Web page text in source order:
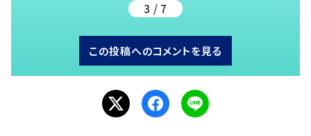
3 / 7
この投稿へのコメントを見る